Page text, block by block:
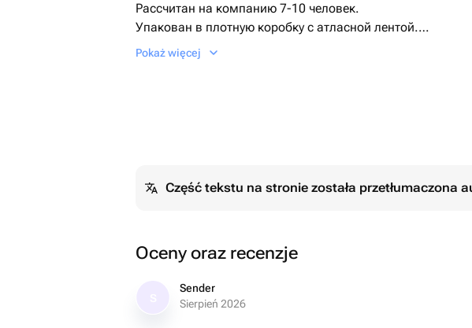
Рассчитан на компанию 7-10 человек.
Упакован в плотную коробку с атласной лентой.
Срок хранения 72 часа при температуре
Pokaż więcej
Część tekstu na stronie została przetłumaczona
Oceny oraz recenzje
Sender
Sierpień 2026